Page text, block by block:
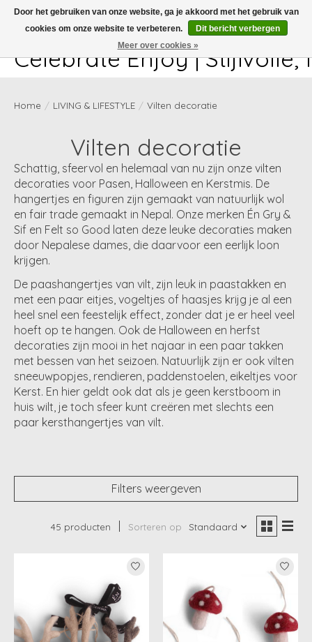
White-glove delivery available at checkout!
Celebrate Enjoy |
Home / LIVING & LIFESTYLE / Vilten decoratie
Vilten decoratie
Schattig, sfeervol en helemaal van nu zijn onze vilten
decoraties voor Pasen, Halloween en Kerstmis. De
hangertjes en figuren zijn gemaakt van natuurlijk wol
en fair trade gemaakt in Nepal. Onze merken Én Gry &
Sif en Felt so Good laten deze leuke decoraties maken
door Nepalese dames, die daarvoor een eerlijk loon
krijgen.
De paashangertjes van vilt, zijn leuk in paastakken en
met een paar eitjes, vogeltjes of haasjes krijg je al een
heel snel een feestelijk effect, zonder dat je er heel veel
hoeft op te hangen. Ook de Halloween en herfst
decoraties zijn mooi in het najaar in een paar takken
met bessen van het seizoen. Natuurlijk zijn er ook vilten
sneeuwpopjes, rendieren, paddenstoelen, eikeltjes voor
Kerst. En hier geldt ook dat als je geen kerstboom in
huis wilt, je toch sfeer kunt creëren met slechts een
paar kersthangertjes van vilt.
Filters weergeven
45 producten Sorteren op Standaard
Door het gebruiken van onze website, ga je akkoord met het gebruik van
cookies om onze website te verbeteren.
Dit bericht verbergen
Meer over cookies »